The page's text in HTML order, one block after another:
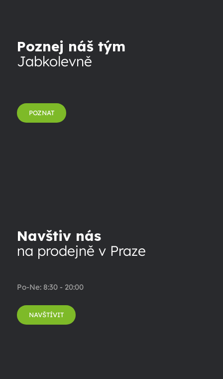
Poznej náš tým
Jabkolevně
POZNAT
Navštiv nás
na prodejně v Praze
Po-Ne: 8:30 - 20:00
NAVŠTÍVIT